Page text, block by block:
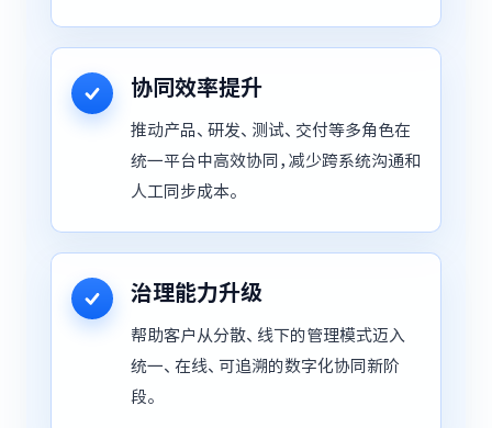
协同效率提升
推动产品、研发、测试、交付等多角色在
统一平台中高效协同，减少跨系统沟通和
人工同步成本。
治理能力升级
帮助客户从分散、线下的管理模式迈入
统一、在线、可追溯的数字化协同新阶
段。